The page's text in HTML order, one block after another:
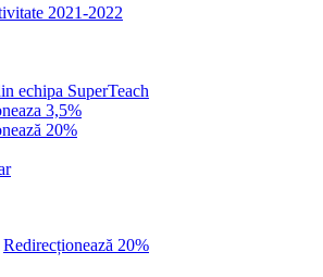
2021-2022
echipa SuperTeach
3,5%
20%
Redirecționează 20%